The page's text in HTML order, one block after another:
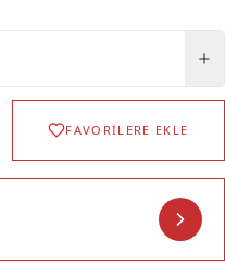
FAVORİLERE EKLE